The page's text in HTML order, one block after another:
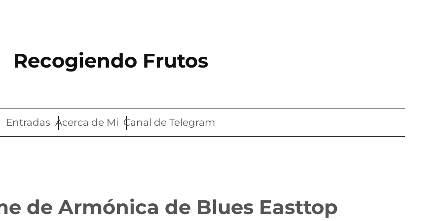
Recogiendo Frutos
Entradas Acerca de Mi Canal de Telegram
de Armónica de Blues Easttop